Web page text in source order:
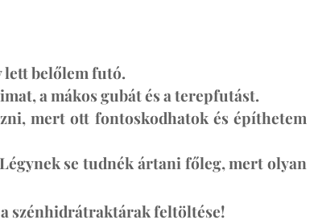
lett belőlem futó.
a mákos gubát és a terepfutást.
, mert ott fontoskodhatok és építhetem
se tudnék ártani főleg, mert olyan
szénhidrátraktárak feltöltése!